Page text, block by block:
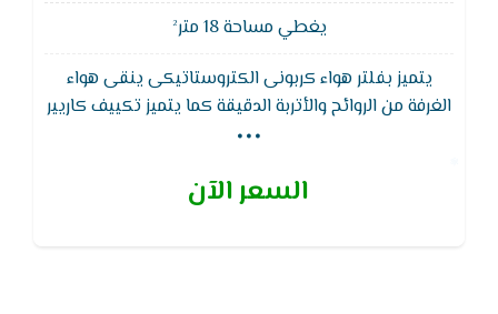
يغطي مساحة 18 متر²
يتميز بفلتر هواء كربونى الكتروستاتيكى ينقى هواء
الغرفة من الروائح والأتربة الدقيقة كما يتميز تكييف كاريير
بمراوح عالية الكفاءة ومصممة بتكنولوجيا كاريير للمراوح
الـمروحة نتيجة زيادة حركة انسياب الهواء.
...
السعر الآن